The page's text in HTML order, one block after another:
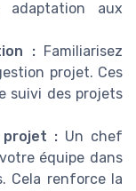
adaptation aux
:Familiarisez
projet. Ces
suivi des projets
projet : Un chef
équipe dans
Cela renforce la